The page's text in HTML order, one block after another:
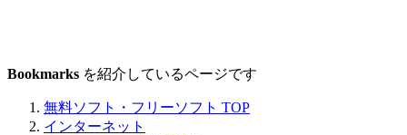
Bookmarks を紹介しているページです
無料ソフト・フリーソフト TOP
インターネット